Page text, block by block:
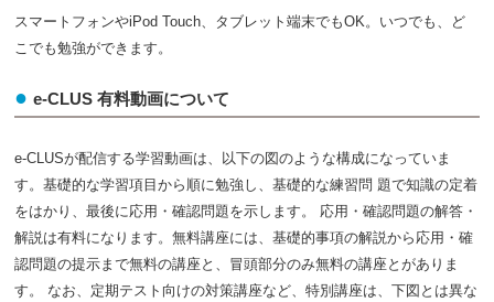
2019.10.04【中２】中間テストの対策！１次方程式とグラ
フに関する動画をまとめました！！
2019.10.03【中３】関係代名詞に強くなろう②！２つの文
章を目的語でつなげる時に使う thatとwhichを学習！
2019.10.02【中１】方程式の利用のつづき！過不足・分
配、整数、速さ、比例式に関する文章題！！
2019.10.01【中２】have to + 動詞で「～しなければなら
ない」という表現！接続詞until は「～までに」！！
スマートフォンやiPod Touch、タブレット端末でもOK。いつでも、ど
こでも勉強ができます。
e-CLUS 有料動画について
e-CLUSが配信する学習動画は、以下の図のような構成になっていま
す。基礎的な学習項目から順に勉強し、基礎的な練習問 題で知識の定着
をはかり、最後に応用・確認問題を示します。 応用・確認問題の解答・
解説は有料になります。無料講座には、基礎的事項の解説から応用・確
認問題の提示まで無料の講座と、冒頭部分のみ無料の講座とがありま
す。 なお、定期テスト向けの対策講座など、特別講座は、下図とは異な